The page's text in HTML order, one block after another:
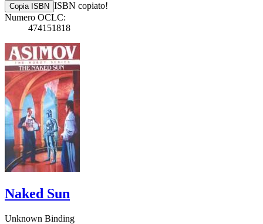
Copia ISBN ISBN copiato!
Numero OCLC:
474151818
Naked Sun
Unknown Binding